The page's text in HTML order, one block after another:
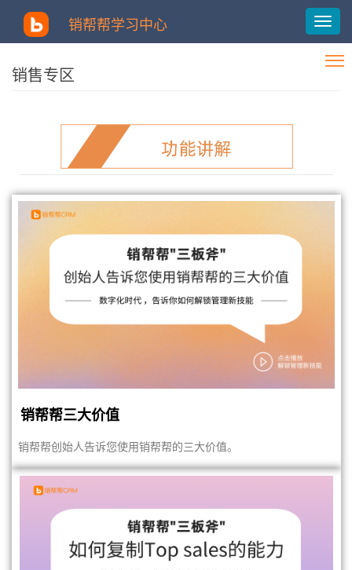
销帮帮学习中心
销售专区
销帮帮三大价值
销帮帮创始人告诉您使用销帮帮的三大价值。